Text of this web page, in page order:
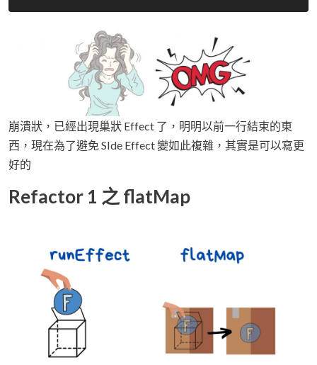
崩潰狀，已經出現巢狀 Effect 了，明明以前一行結束的東
西，現在為了避免 SIde Effect 變如此複雜，其實是可以寫更
好的
Refactor 1 之 flatMap